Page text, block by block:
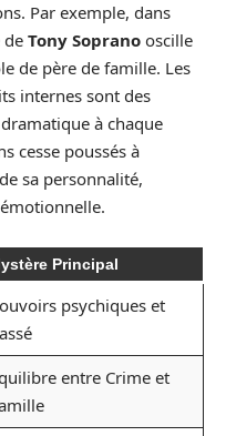
Par exemple, dans
de Tony Soprano oscille
de père de famille. Les
internes sont des
à chaque
cesse poussés à
sa personnalité,
Principal
psychiques et
entre Crime et